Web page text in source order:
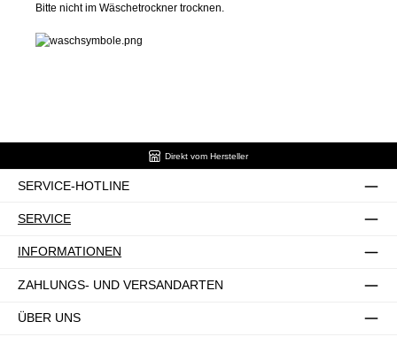
Bitte nicht im Wäschetrockner trocknen.
Direkt vom Hersteller
SERVICE-HOTLINE
SERVICE
INFORMATIONEN
ZAHLUNGS- UND VERSANDARTEN
ÜBER UNS